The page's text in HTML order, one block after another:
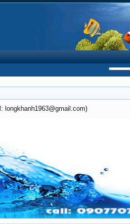
longkhanh1963@gmail.com)